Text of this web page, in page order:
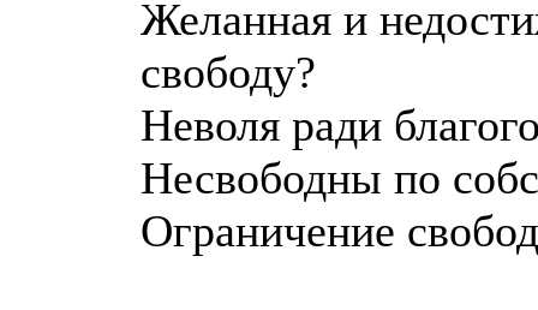
Желанная и
свободу?
Неволя ради
Несвободны по
Ограничение